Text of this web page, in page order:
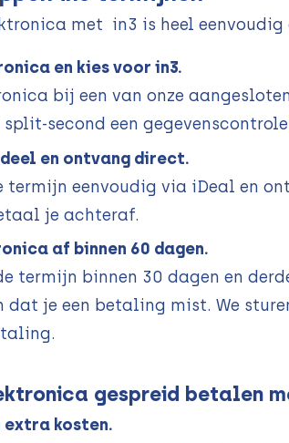
met in3 is heel eenvoudig
en kies voor in3.
bij een van onze
second een
en ontvang direct.
termijn eenvoudig via iDeal en
je achteraf.
af binnen 60 dagen.
termijn binnen 30 dagen en
dat je een betaling mist. We
gespreid betalen
kosten.